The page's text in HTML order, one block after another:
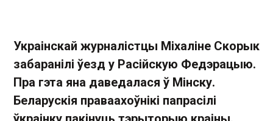
Украінскай журналістцы Міхаліне Скорык
забаранілі ўезд у Расійскую Федэрацыю.
Пра гэта яна даведалася ў Мінску.
Беларускія праваахоўнікі папрасілі